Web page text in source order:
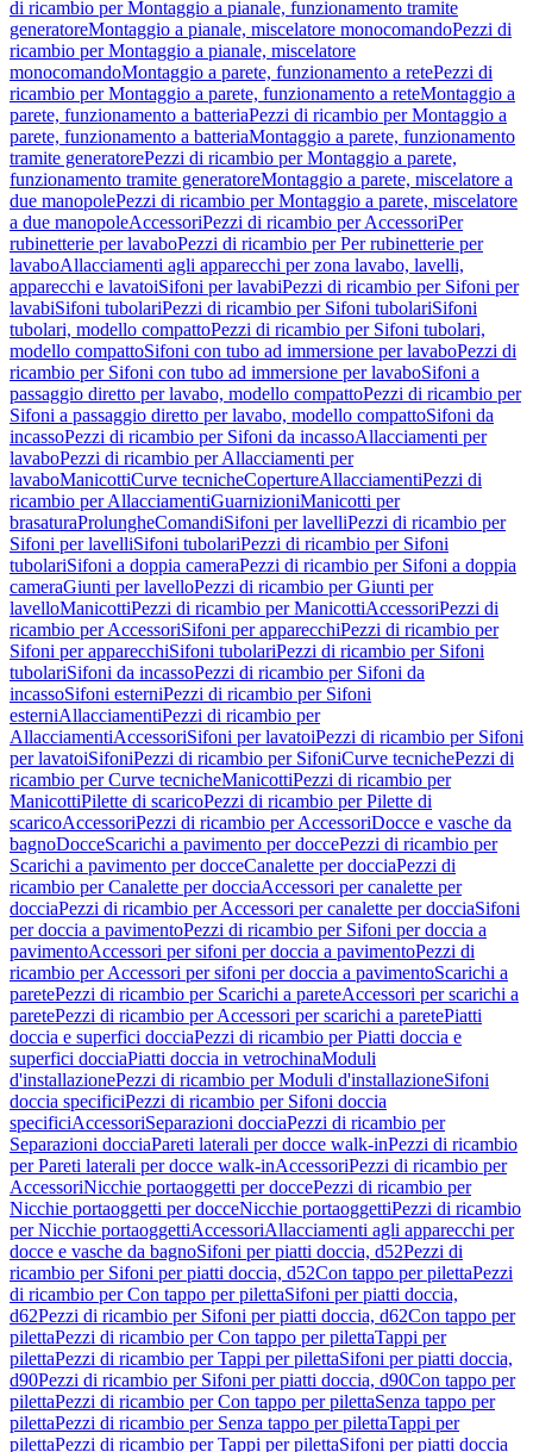
di ricambio per Montaggio a pianale, funzionamento tramite
generatoreMontaggio a pianale, miscelatore monocomandoPezzi di
ricambio per Montaggio a pianale, miscelatore
monocomandoMontaggio a parete, funzionamento a retePezzi di
ricambio per Montaggio a parete, funzionamento a reteMontaggio a
parete, funzionamento a batteriaPezzi di ricambio per Montaggio a
parete, funzionamento a batteriaMontaggio a parete, funzionamento
tramite generatorePezzi di ricambio per Montaggio a parete,
funzionamento tramite generatoreMontaggio a parete, miscelatore a
due manopolePezzi di ricambio per Montaggio a parete, miscelatore
a due manopoleAccessoriPezzi di ricambio per AccessoriPer
rubinetterie per lavaboPezzi di ricambio per Per rubinetterie per
lavaboAllacciamenti agli apparecchi per zona lavabo, lavelli,
apparecchi e lavatoiSifoni per lavabiPezzi di ricambio per Sifoni per
lavabiSifoni tubolariPezzi di ricambio per Sifoni tubolariSifoni
tubolari, modello compattoPezzi di ricambio per Sifoni tubolari,
modello compattoSifoni con tubo ad immersione per lavaboPezzi di
ricambio per Sifoni con tubo ad immersione per lavaboSifoni a
passaggio diretto per lavabo, modello compattoPezzi di ricambio per
Sifoni a passaggio diretto per lavabo, modello compattoSifoni da
incassoPezzi di ricambio per Sifoni da incassoAllacciamenti per
lavaboPezzi di ricambio per Allacciamenti per
lavaboManicottiCurve tecnicheCopertureAllacciamentiPezzi di
ricambio per AllacciamentiGuarnizioniManicotti per
brasaturaProlungheComandiSifoni per lavelliPezzi di ricambio per
Sifoni per lavelliSifoni tubolariPezzi di ricambio per Sifoni
tubolariSifoni a doppia cameraPezzi di ricambio per Sifoni a doppia
cameraGiunti per lavelloPezzi di ricambio per Giunti per
lavelloManicottiPezzi di ricambio per ManicottiAccessoriPezzi di
ricambio per AccessoriSifoni per apparecchiPezzi di ricambio per
Sifoni per apparecchiSifoni tubolariPezzi di ricambio per Sifoni
tubolariSifoni da incassoPezzi di ricambio per Sifoni da
incassoSifoni esterniPezzi di ricambio per Sifoni
esterniAllacciamentiPezzi di ricambio per
AllacciamentiAccessoriSifoni per lavatoiPezzi di ricambio per Sifoni
per lavatoiSifoniPezzi di ricambio per SifoniCurve tecnichePezzi di
ricambio per Curve tecnicheManicottiPezzi di ricambio per
ManicottiPilette di scaricoPezzi di ricambio per Pilette di
scaricoAccessoriPezzi di ricambio per AccessoriDocce e vasche da
bagnoDocceScarichi a pavimento per doccePezzi di ricambio per
Scarichi a pavimento per docceCanalette per docciaPezzi di
ricambio per Canalette per docciaAccessori per canalette per
docciaPezzi di ricambio per Accessori per canalette per docciaSifoni
per doccia a pavimentoPezzi di ricambio per Sifoni per doccia a
pavimentoAccessori per sifoni per doccia a pavimentoPezzi di
ricambio per Accessori per sifoni per doccia a pavimentoScarichi a
paretePezzi di ricambio per Scarichi a pareteAccessori per scarichi a
paretePezzi di ricambio per Accessori per scarichi a paretePiatti
doccia e superfici docciaPezzi di ricambio per Piatti doccia e
superfici docciaPiatti doccia in vetrochinaModuli
d'installazionePezzi di ricambio per Moduli d'installazioneSifoni
doccia specificiPezzi di ricambio per Sifoni doccia
specificiAccessoriSeparazioni docciaPezzi di ricambio per
Separazioni docciaPareti laterali per docce walk-inPezzi di ricambio
per Pareti laterali per docce walk-inAccessoriPezzi di ricambio per
AccessoriNicchie portaoggetti per doccePezzi di ricambio per
Nicchie portaoggetti per docceNicchie portaoggettiPezzi di ricambio
per Nicchie portaoggettiAccessoriAllacciamenti agli apparecchi per
docce e vasche da bagnoSifoni per piatti doccia, d52Pezzi di
ricambio per Sifoni per piatti doccia, d52Con tappo per pilettaPezzi
di ricambio per Con tappo per pilettaSifoni per piatti doccia,
d62Pezzi di ricambio per Sifoni per piatti doccia, d62Con tappo per
pilettaPezzi di ricambio per Con tappo per pilettaTappi per
pilettaPezzi di ricambio per Tappi per pilettaSifoni per piatti doccia,
d90Pezzi di ricambio per Sifoni per piatti doccia, d90Con tappo per
pilettaPezzi di ricambio per Con tappo per pilettaSenza tappo per
pilettaPezzi di ricambio per Senza tappo per pilettaTappi per
pilettaPezzi di ricambio per Tappi per pilettaSifoni per piatti doccia